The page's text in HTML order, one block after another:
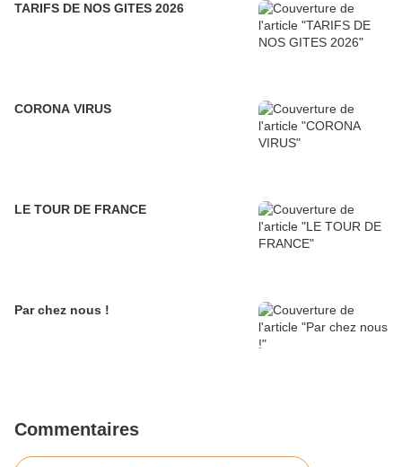
TARIFS DE NOS GITES 2026
CORONA VIRUS
LE TOUR DE FRANCE
Par chez nous !
Commentaires